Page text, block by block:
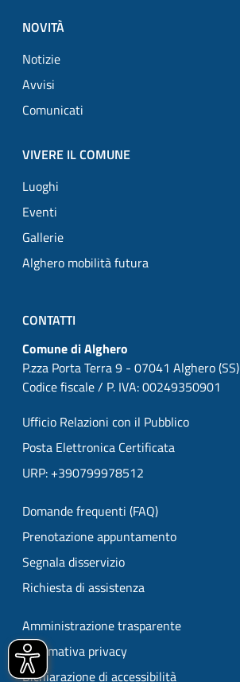
NOVITÀ
Notizie
Avvisi
Comunicati
VIVERE IL COMUNE
Luoghi
Eventi
Gallerie
Alghero mobilità futura
CONTATTI
Comune di Alghero
P.zza Porta Terra 9 - 07041 Alghero (SS)
Codice fiscale / P. IVA: 00249350901
Ufficio Relazioni con il Pubblico
Posta Elettronica Certificata
URP: +390799978512
Domande frequenti (FAQ)
Prenotazione appuntamento
Segnala disservizio
Richiesta di assistenza
Amministrazione trasparente
Informativa privacy
Dichiarazione di accessibilità